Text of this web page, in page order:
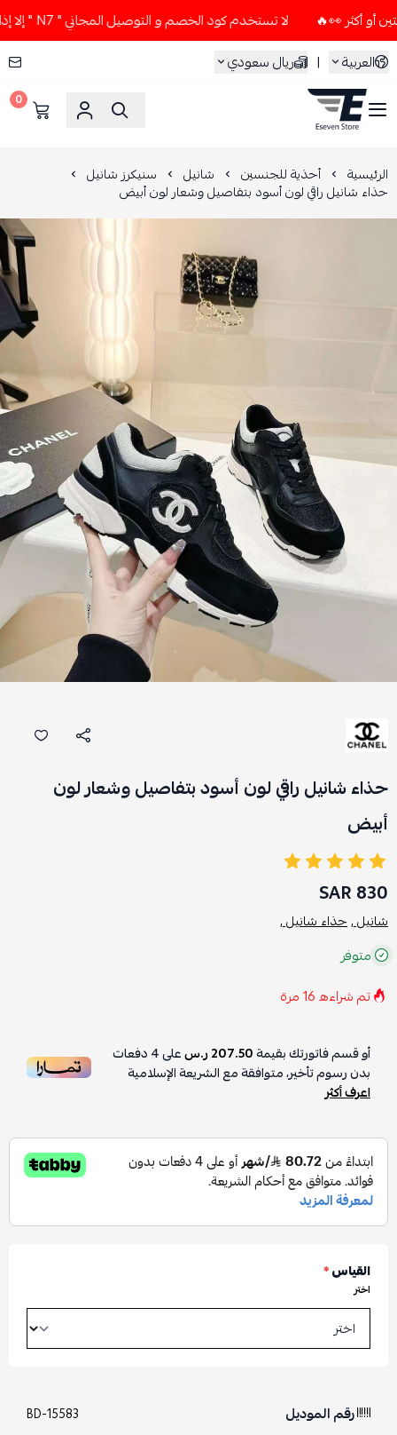
لا تستخدم كود الخصم و التوصيل المجاني " N7 " إلا إذا طلبت قطعتين أو أكثر 👀🔥
العربية
| ريال سعودي
ESEVEN STORE
0
الرئيسية أحذية للجنسين شانيل سنيكرز شانيل
حذاء شانيل راقي لون أسود بتفاصيل وشعار لون أبيض
حذاء شانيل راقي لون أسود بتفاصيل وشعار لون
أبيض
830 SAR
شانيل ,حذاء شانيل ,
متوفر
تم شراءه16مرة
أو قسم فاتورتك بقيمة207.50 ر.س على4دفعات
بدون رسوم تأخير، متوافقة مع الشريعة الإسلامية
اعرف أكثر
القياس*
اختر
رقم الموديل BD-15583